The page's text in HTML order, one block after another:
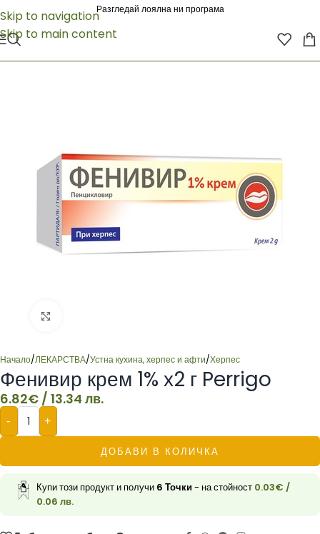
Skip to navigation
Skip to main content
Разгледай лоялна ни програма
Начало/ЛЕКАРСТВА/Устна кухина, херпес и афти/Херпес
Фенивир крем 1% х2 г Perrigo
6.82€ / 13.34 лв.
- +
ДОБАВИ В КОЛИЧКА
Купи този продукт и получи 6 Точки- на стойност 0.03€ /
0.06 лв.